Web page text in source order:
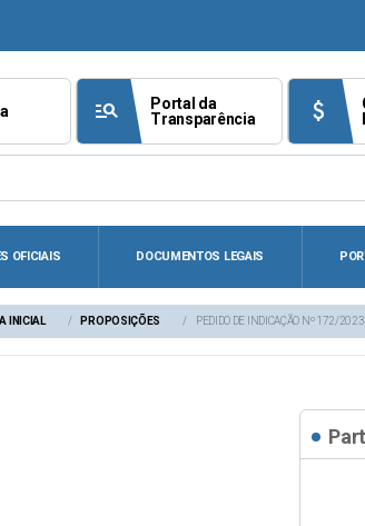
manage_search
Portal da
Transparência
attach_money
OFICIAIS DOCUMENTOS LEGAIS
INICIAL PROPOSIÇÕES PEDIDO DE INDICAÇÃO Nº 172/2023